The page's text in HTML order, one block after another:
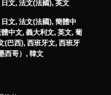
文, 法文(法國), 英文
文, 法文(法國), 簡體中
中文, 義大利文, 英文, 葡
(巴西), 西班牙文, 西班牙
西哥）, 韓文